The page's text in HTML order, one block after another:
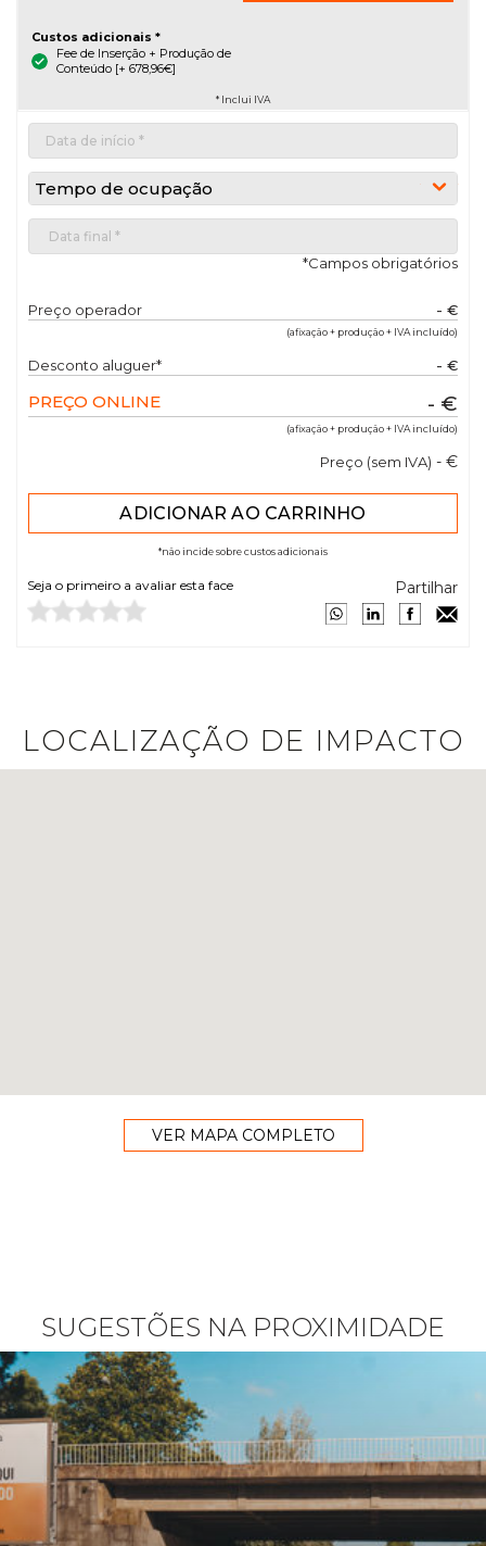
Custos adicionais *
Fee de Inserção + Produção de
Conteúdo [+ 678,96€]
* Inclui IVA
Tempo de ocupação
*Campos obrigatórios
Preço operador - €
(afixação + produção + IVA incluído)
Desconto aluguer* - €
PREÇO ONLINE - €
(afixação + produção + IVA incluído)
Preço (sem IVA) - €
*não incide sobre custos adicionais
Seja o primeiro a avaliar esta face Partilhar
LOCALIZAÇÃO DE IMPACTO
VER MAPA COMPLETO
SUGESTÕES NA PROXIMIDADE